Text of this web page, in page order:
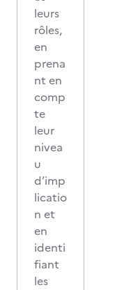
leurs
rôles,
en
prena
nt en
comp
te
leur
nivea
u
d’imp
licatio
n et
en
identi
fiant
les